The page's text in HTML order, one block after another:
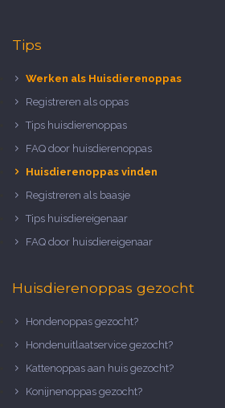
Tips
Werken als Huisdierenoppas
Registreren als oppas
Tips huisdierenoppas
FAQ door huisdierenoppas
Huisdierenoppas vinden
Registreren als baasje
Tips huisdiereigenaar
FAQ door huisdiereigenaar
Huisdierenoppas gezocht
Hondenoppas gezocht?
Hondenuitlaatservice gezocht?
Kattenoppas aan huis gezocht?
Konijnenoppas gezocht?